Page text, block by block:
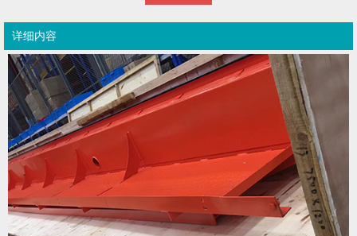
详细内容